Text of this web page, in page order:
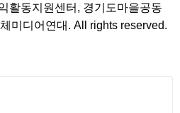
활동지원센터, 경기도마을공동
미디어연대. All rights reserved.